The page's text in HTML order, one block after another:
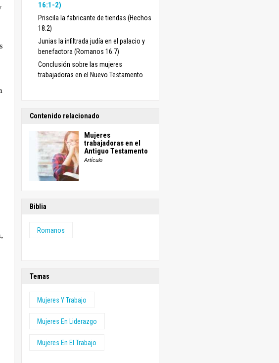
16:1-2)
Priscila la fabricante de tiendas (Hechos
18:2)
Junias la infiltrada judía en el palacio y
benefactora (Romanos 16:7)
Conclusión sobre las mujeres
trabajadoras en el Nuevo Testamento
Contenido relacionado
Mujeres
trabajadoras en el
Antiguo Testamento
Artículo
Biblia
Romanos
Temas
Mujeres Y Trabajo
Mujeres En Liderazgo
Mujeres En El Trabajo